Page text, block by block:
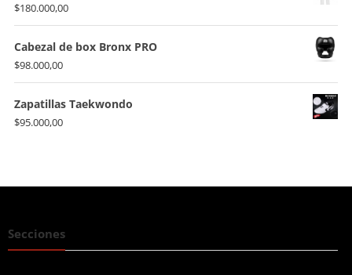
$180.000,00
Cabezal de box Bronx PRO
$98.000,00
Zapatillas Taekwondo
$95.000,00
Secciones